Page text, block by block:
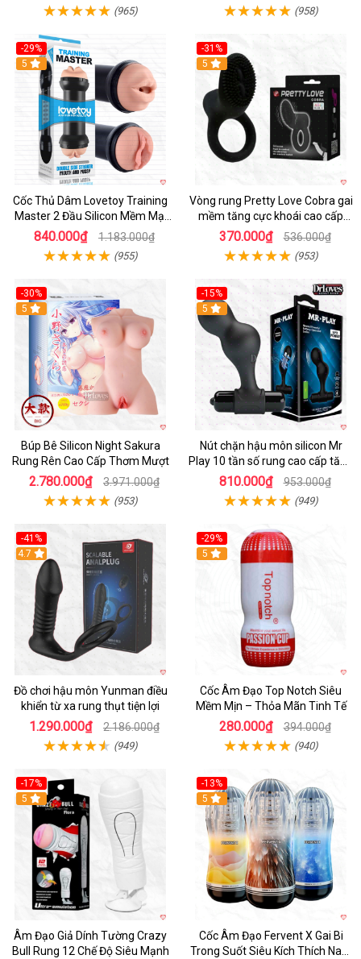
(965) (958)
-29%
Hot
5
Cốc Thủ Dâm Lovetoy Training
Master 2 Đầu Silicon Mềm Mại
Tiện Lợi
840.000₫ 1.183.000₫
(955)
-31%
5
Vòng rung Pretty Love Cobra gai
mềm tăng cực khoái cao cấp
chính hãng
370.000₫ 536.000₫
(953)
-30%
Hot
5
Búp Bê Silicon Night Sakura
Rung Rên Cao Cấp Thơm Mượt
2.780.000₫ 3.971.000₫
(953)
-15%
Hot
5
Nút chặn hậu môn silicon Mr
Play 10 tần số rung cao cấp tăng
khoái cảm
810.000₫ 953.000₫
(949)
-41%
Hot
4.7
Đồ chơi hậu môn Yunman điều
khiển từ xa rung thụt tiện lợi
1.290.000₫ 2.186.000₫
(949)
-29%
5
Cốc Âm Đạo Top Notch Siêu
Mềm Mịn – Thỏa Mãn Tinh Tế
280.000₫ 394.000₫
(940)
-17%
5
Âm Đạo Giả Dính Tường Crazy
Bull Rung 12 Chế Độ Siêu Mạnh
-13%
Hot
5
Cốc Âm Đạo Fervent X Gai Bi
Trong Suốt Siêu Kích Thích Nam